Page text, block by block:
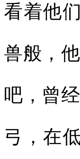
看着他
兽般，
吧，曾
弓，在